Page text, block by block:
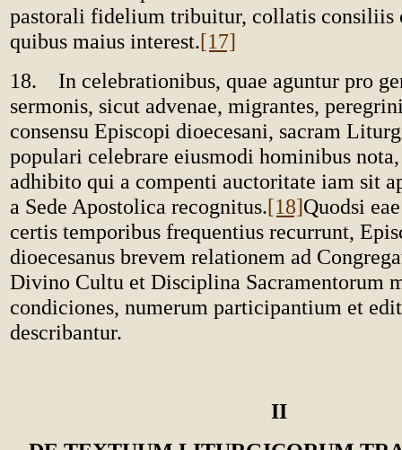
pastorali fidelium tribuitur, collatis consiliis
quibus maius interest.[17]
18. In celebrationibus, quae aguntur pro
sermonis, sicut advenae, migrantes,
consensu Episcopi dioecesani, sacram
populari celebrare eiusmodi hominibus
adhibito qui a compenti auctoritate iam sit
a Sede Apostolica recognitus.[18]Quodsi
certis temporibus frequentius recurrunt,
dioecesanus brevem relationem ad
Divino Cultu et Disciplina Sacramentorum
condiciones, numerum participantium et
describantur.
II